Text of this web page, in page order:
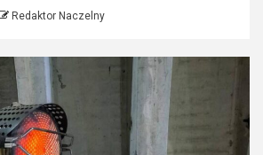
Redaktor Naczelny